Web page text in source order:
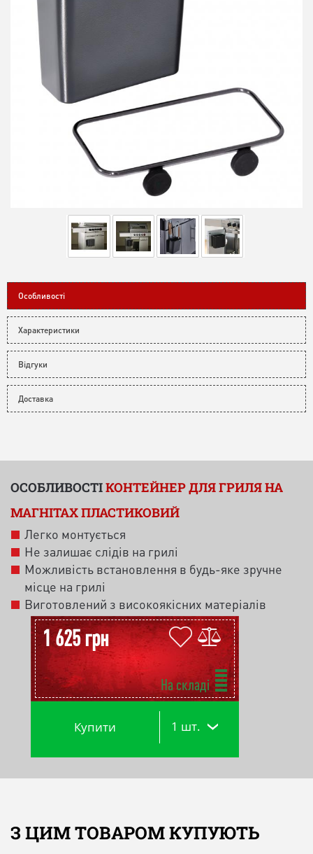
Особливості
Характеристики
Відгуки
Доставка
ОСОБЛИВОСТІКОНТЕЙНЕР ДЛЯ ГРИЛЯ НА
МАГНІТАХ ПЛАСТИКОВИЙ
Легко монтується
Не залишає слідів на грилі
Можливість встановлення в будь-яке зручне
місце на грилі
Виготовлений з високоякісних матеріалів
1 625 грн
На складі
Купити 1 шт.
З ЦИМ ТОВАРОМ КУПУЮТЬ